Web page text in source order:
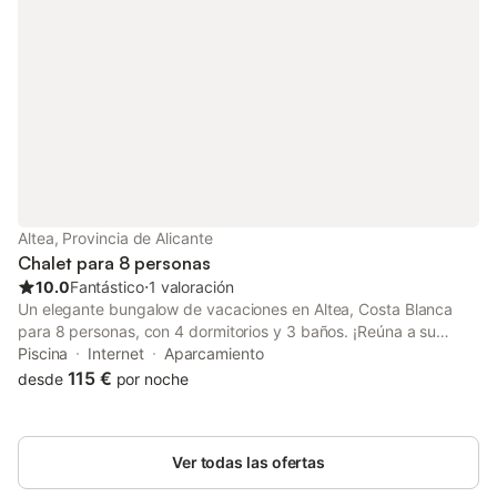
Altea, Provincia de Alicante
Chalet para 8 personas
10.0Fantástico⋅1 valoración
Un elegante bungalow de vacaciones en Altea, Costa Blanca
para 8 personas, con 4 dormitorios y 3 baños. ¡Reúna a su
familia o amigos más cercanos y prepárese para tener un viaje
que no olvidará pronto! Ubicado en las estribaciones de Altea
fresca y los interiores son hermosos. La cocina gourmet y el
impresionante gran salón serán el lugar perfecto para reunirse y
relajarse después de un día en la playa. El salón dispone de
Piscina Internet
Aparcamiento
desde 115 € por noche
Ver todas las ofertas